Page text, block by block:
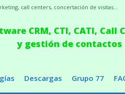
CRM, CTI, CATI, Call
y gestión de contactos
Descargas Grupo 77
call centers, concertación de visitas...